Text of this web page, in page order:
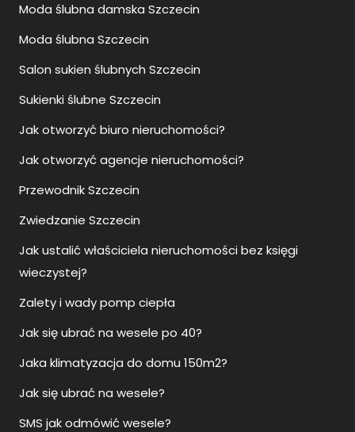
Moda ślubna damska Szczecin
Moda ślubna Szczecin
Salon sukien ślubnych Szczecin
Sukienki ślubne Szczecin
Jak otworzyć biuro nieruchomości?
Jak otworzyć agencje nieruchomości?
Przewodnik Szczecin
Zwiedzanie Szczecin
Jak ustalić właściciela nieruchomości bez księgi
wieczystej?
Zalety i wady pomp ciepła
Jak się ubrać na wesele po 40?
Jaka klimatyzacja do domu 150m2?
Jak się ubrać na wesele?
SMS jak odmówić wesele?